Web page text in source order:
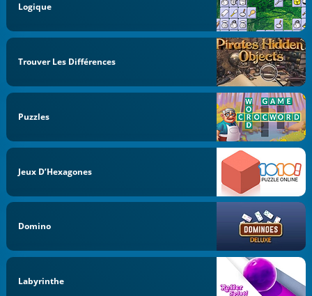
Logique
Trouver Les Différences
Puzzles
Jeux D’Hexagones
Domino
Labyrinthe